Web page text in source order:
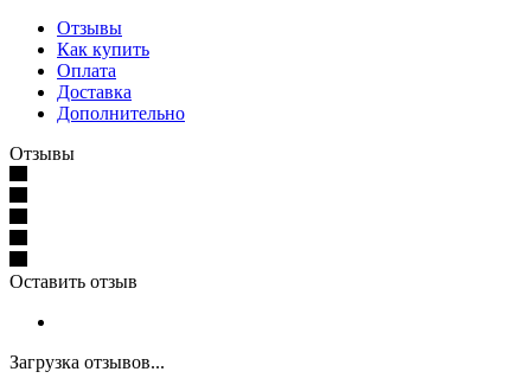
Отзывы
Как купить
Оплата
Доставка
Дополнительно
Отзывы
Оставить отзыв
Загрузка отзывов...